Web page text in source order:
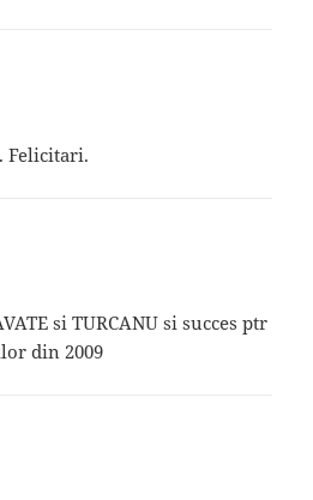
Felicitari.
si TURCANU si succes ptr
din 2009